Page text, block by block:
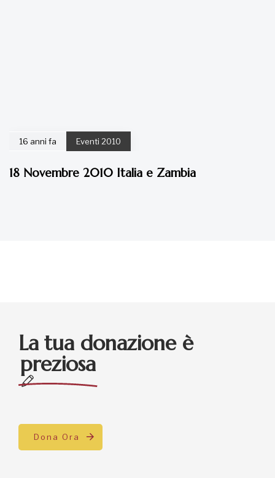
16 anni fa Eventi 2010
18 Novembre 2010 Italia e Zambia
La tua donazione è
preziosa
Dona Ora